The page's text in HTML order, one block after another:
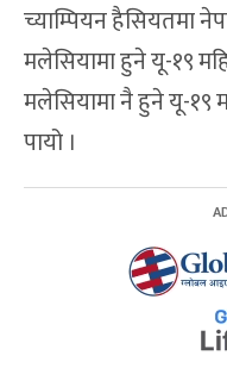
च्याम्पियन हैसियतमा
मलेसियामा हुने यू-१९
मलेसियामा नै हुने यू-
पायो ।